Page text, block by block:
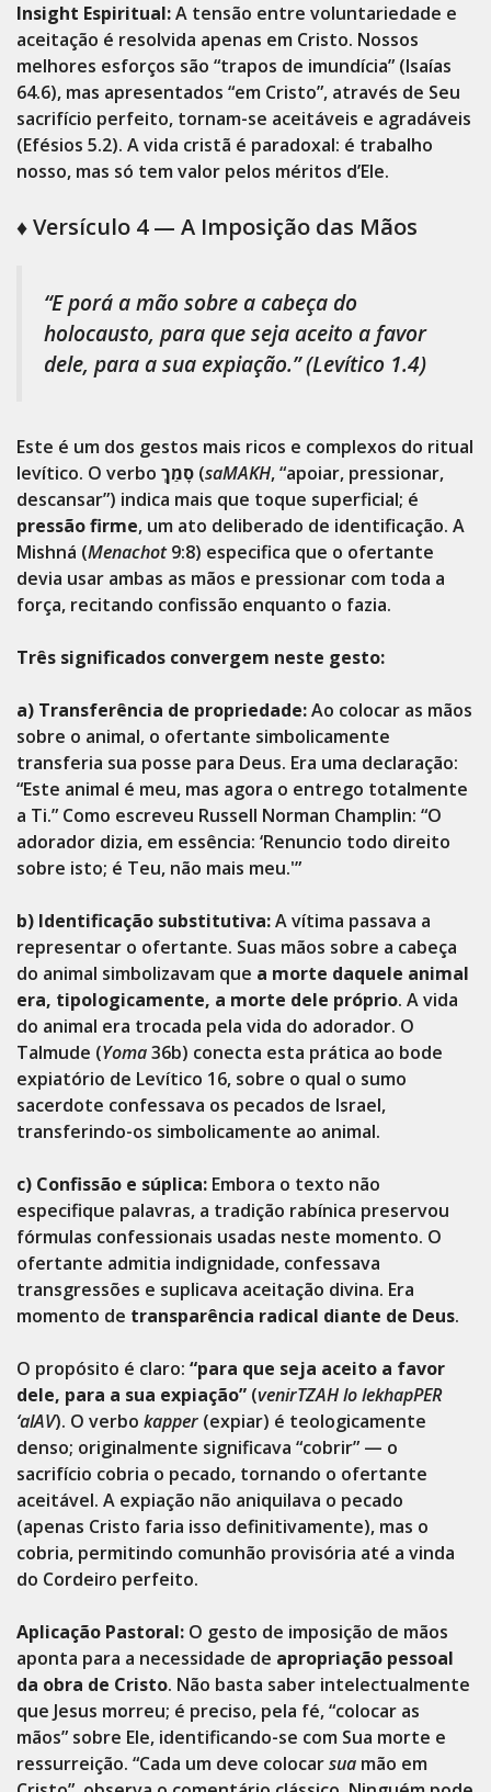
Insight Espiritual:A tensão entre voluntariedade e
aceitação é resolvida apenas em Cristo. Nossos
melhores esforços são “trapos de imundícia” (Isaías
64.6), mas apresentados “em Cristo”, através de Seu
sacrifício perfeito, tornam-se aceitáveis e agradáveis
(Efésios 5.2). A vida cristã é paradoxal: é trabalho
nosso, mas só tem valor pelos méritos d’Ele.
♦️ Versículo 4 — A Imposição das Mãos
“E porá a mão sobre a cabeça do
holocausto, para que seja aceito a favor
dele, para a sua expiação.”(Levítico 1.4)
Este é um dos gestos mais ricos e complexos do ritual
levítico. O verbo סָמַךְ (saMAKH, “apoiar, pressionar,
descansar”) indica mais que toque superficial; é
pressão firme, um ato deliberado de identificação. A
Mishná (Menachot9:8) especifica que o ofertante
devia usar ambas as mãos e pressionar com toda a
força, recitando confissão enquanto o fazia.
Três significados convergem neste gesto:
a) Transferência de propriedade:Ao colocar as mãos
sobre o animal, o ofertante simbolicamente
transferia sua posse para Deus. Era uma declaração:
“Este animal é meu, mas agora o entrego totalmente
a Ti.” Como escreveu Russell Norman Champlin: “O
adorador dizia, em essência: ‘Renuncio todo direito
sobre isto; é Teu, não mais meu.'”
b) Identificação substitutiva:A vítima passava a
representar o ofertante. Suas mãos sobre a cabeça
do animal simbolizavam que a morte daquele animal
era, tipologicamente, a morte dele próprio. A vida
do animal era trocada pela vida do adorador. O
Talmude (Yoma36b) conecta esta prática ao bode
expiatório de Levítico 16, sobre o qual o sumo
sacerdote confessava os pecados de Israel,
transferindo-os simbolicamente ao animal.
c) Confissão e súplica: Embora o texto não
especifique palavras, a tradição rabínica preservou
fórmulas confessionais usadas neste momento. O
ofertante admitia indignidade, confessava
transgressões e suplicava aceitação divina. Era
momento de transparência radical diante de Deus.
O propósito é claro: “para que seja aceito a favor
dele, para a sua expiação” (venirTZAH lo lekhapPER
‘alAV). O verbo kapper (expiar) é teologicamente
denso; originalmente significava “cobrir” — o
sacrifício cobria o pecado, tornando o ofertante
aceitável. A expiação não aniquilava o pecado
(apenas Cristo faria isso definitivamente), mas o
cobria, permitindo comunhão provisória até a vinda
do Cordeiro perfeito.
Aplicação Pastoral: O gesto de imposição de mãos
aponta para a necessidade de apropriação pessoal
da obra de Cristo. Não basta saber intelectualmente
que Jesus morreu; é preciso, pela fé, “colocar as
mãos” sobre Ele, identificando-se com Sua morte e
ressurreição. “Cada um deve colocarsua mão em